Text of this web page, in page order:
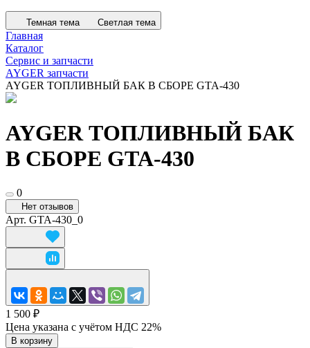
Темная тема Светлая тема
Главная
Каталог
Сервис и запчасти
AYGER запчасти
AYGER ТОПЛИВНЫЙ БАК В СБОРЕ GTA-430
AYGER ТОПЛИВНЫЙ БАК
В СБОРЕ GTA-430
0
Нет отзывов
Арт. GTA-430_0
1 500 ₽
Цена указана с учётом НДС 22%
В корзину